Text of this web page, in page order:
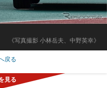
《写真撮影 小林岳夫、中野英幸》
戻る